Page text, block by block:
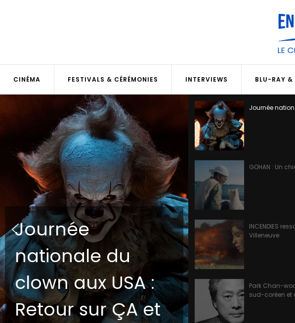
CINÉMA FESTIVALS & CÉRÉMONIES INTERVIEWS BLU-RAY &
Journée
nationale du
clown aux USA :
Retour sur ÇA et
Journée
GOHAN : Un
INCENDIES
Villeneuve
Park Chan-
sud-coréen et